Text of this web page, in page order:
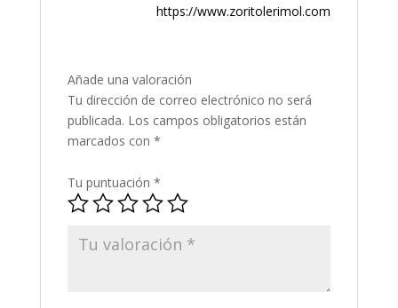
https://www.zoritolerimol.com
Añade una valoración
Tu dirección de correo electrónico no será
publicada. Los campos obligatorios están
marcados con *
Tu puntuación *